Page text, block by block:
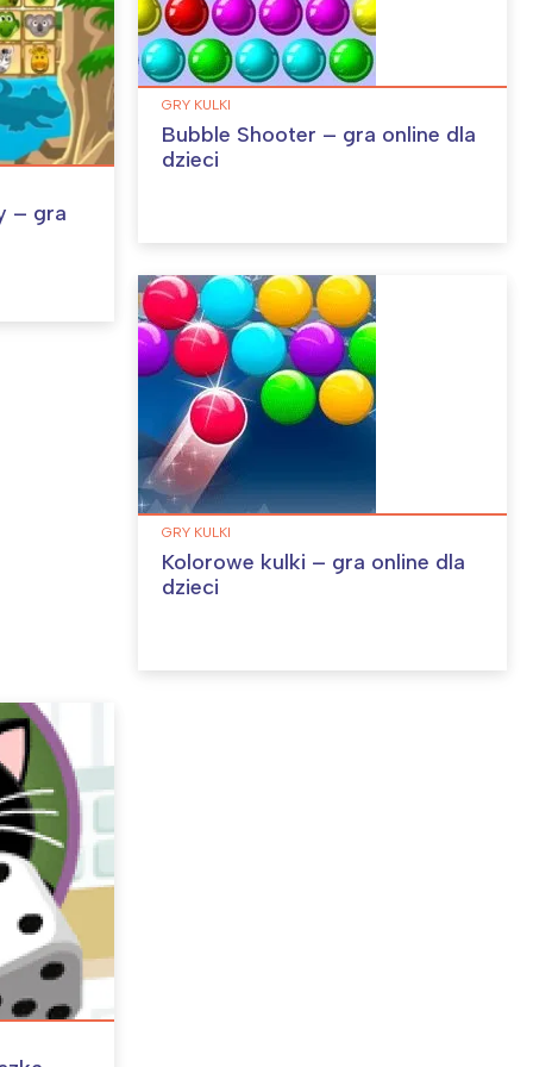
– gra
GRY KULKI
Bubble Shooter – gra online dla
dzieci
GRY KULKI
Kolorowe kulki – gra online dla
dzieci